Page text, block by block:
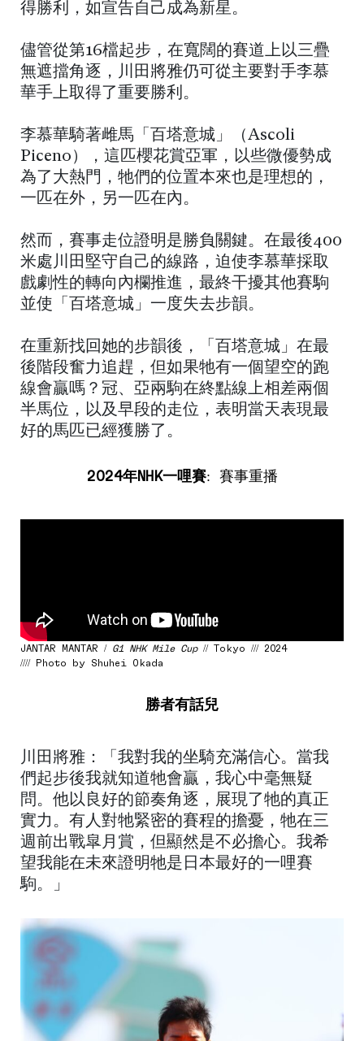
得勝利，如宣告自己成為新星。
儘管從第16檔起步，在寬闊的賽道上以三疊
無遮擋角逐，川田將雅仍可從主要對手李慕
華手上取得了重要勝利。
李慕華騎著雌馬「百塔意城」（Ascoli
Piceno），這匹櫻花賞亞軍，以些微優勢成
為了大熱門，牠們的位置本來也是理想的，
一匹在外，另一匹在內。
然而，賽事走位證明是勝負關鍵。在最後400
米處川田堅守自己的線路，迫使李慕華採取
戲劇性的轉向內欄推進，最終干擾其他賽駒
並使「百塔意城」一度失去步韻。
在重新找回她的步韻後，「百塔意城」在最
後階段奮力追趕，但如果牠有一個望空的跑
線會贏嗎？冠、亞兩駒在終點線上相差兩個
半馬位，以及早段的走位，表明當天表現最
好的馬匹已經獲勝了。
2024年NHK一哩賽: 賽事重播
JANTAR MANTAR / G1 NHK Mile Cup// Tokyo /// 2024
//// Photo by Shuhei Okada
勝者有話兒
川田將雅：「我對我的坐騎充滿信心。當我
們起步後我就知道牠會贏，我心中毫無疑
問。他以良好的節奏角逐，展現了牠的真正
實力。有人對牠緊密的賽程的擔憂，牠在三
週前出戰皐月賞，但顯然是不必擔心。我希
望我能在未來證明牠是日本最好的一哩賽
駒。」